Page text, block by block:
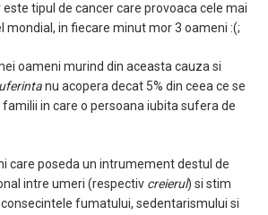
tipul de cancer care provoaca cele mai
mondial, in fiecare minut mor 3 oameni :(;
oameni murind din aceasta cauza si
nu acopera decat 5% din ceea ce se
in care o persoana iubita sufera de
care poseda un intrumement destul de
intre umeri (respectiv creierul) si stim
fumatului, sedentarismului si